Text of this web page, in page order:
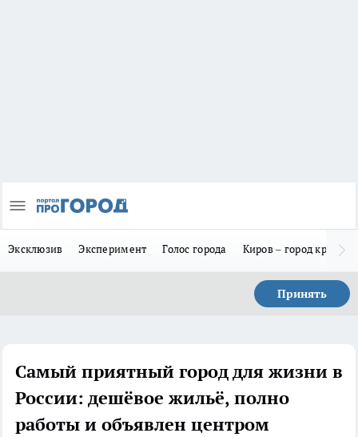
Эксклюзив Эксперимент Голос города Киров – город
Принять
Самый приятный город для жизни в
России: дешёвое жильё, полно
работы и объявлен центром